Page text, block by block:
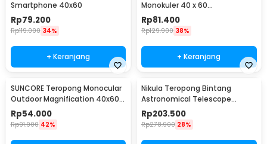
Smartphone 40x60
Rp79.200
Rp119.000 34%
+ Keranjang
Monokuler 40 x 60
Magnification Zoom - KL1040
Rp81.400
Rp129.900 38%
+ Keranjang
SUNCORE Teropong Monocular
Outdoor Magnification 40x60
Waterproof - 1040
Rp54.000
Rp91.900 42%
Nikula Teropong Bintang
Astronomical Telescope
360/50mm 90x - F36050
Rp203.500
Rp278.900 28%